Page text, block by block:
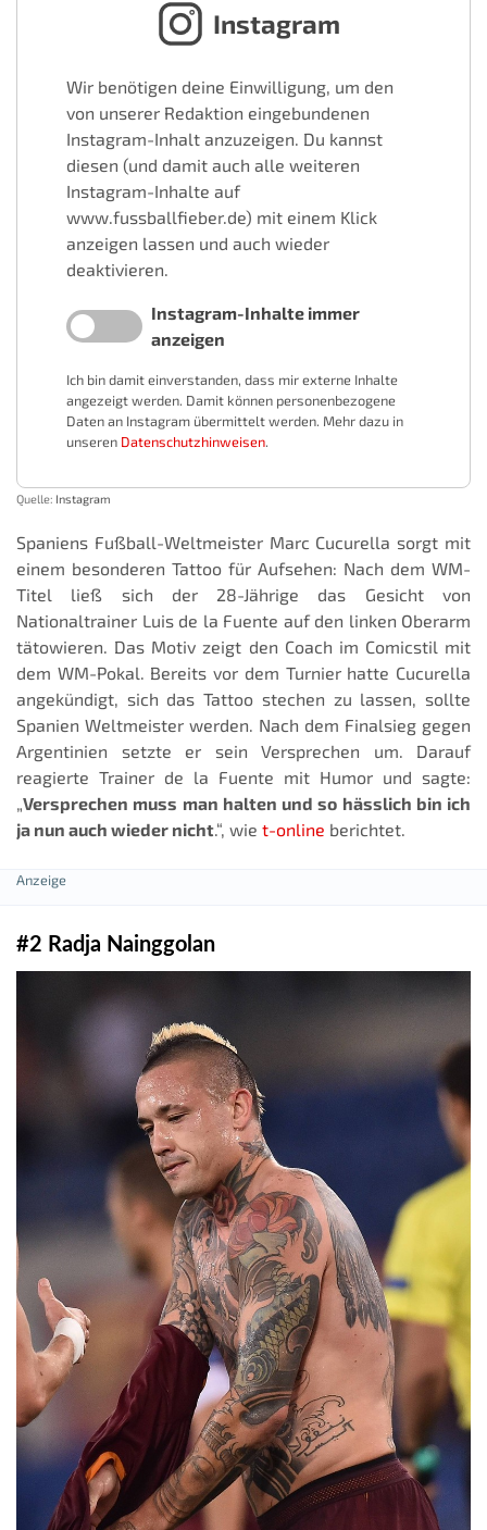
Instagram
Wir benötigen deine Einwilligung, um den
von unserer Redaktion eingebundenen
Instagram-Inhalt anzuzeigen. Du kannst
diesen (und damit auch alle weiteren
Instagram-Inhalte auf
www.fussballfieber.de) mit einem Klick
anzeigen lassen und auch wieder
deaktivieren.
Instagram-Inhalte immer
anzeigen
Ich bin damit einverstanden, dass mir externe Inhalte
angezeigt werden. Damit können personenbezogene
Daten an Instagram übermittelt werden. Mehr dazu in
unseren Datenschutzhinweisen.
Quelle: Instagram
Spaniens Fußball-Weltmeister Marc Cucurella sorgt mit
einem besonderen Tattoo für Aufsehen: Nach dem WM-
Titel ließ sich der 28-Jährige das Gesicht von
Nationaltrainer Luis de la Fuente auf den linken Oberarm
tätowieren. Das Motiv zeigt den Coach im Comicstil mit
dem WM-Pokal. Bereits vor dem Turnier hatte Cucurella
angekündigt, sich das Tattoo stechen zu lassen, sollte
Spanien Weltmeister werden. Nach dem Finalsieg gegen
Argentinien setzte er sein Versprechen um. Darauf
reagierte Trainer de la Fuente mit Humor und sagte:
„Versprechen muss man halten und so hässlich bin ich
ja nun auch wieder nicht.“, wie t-online berichtet.
#2 Radja Nainggolan